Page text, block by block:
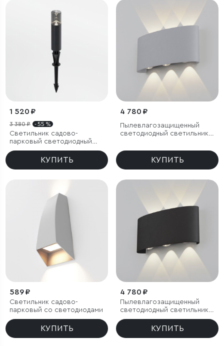
1 520 ₽
3 380 ₽ - 55 %
Светильник садово-
парковый светодиодный
Hidden черный
КУПИТЬ
4 780 ₽
Пылевлагозащищенный
светодиодный светильник
КУПИТЬ
589 ₽
Светильник садово-
парковый со светодиодами
КУПИТЬ
4 780 ₽
Пылевлагозащищенный
светодиодный светильник
Twinky Trio чёрный IP54
КУПИТЬ